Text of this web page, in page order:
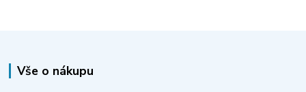
Vše o nákupu